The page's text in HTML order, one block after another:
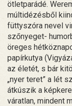
ötletparádé.
múltidézésből
füttyszóra nevel
szőnyeget-
öreges
papírkutya
az életét, s bár
„nyer teret” a lét
átkúszik a
váratlan, mindent